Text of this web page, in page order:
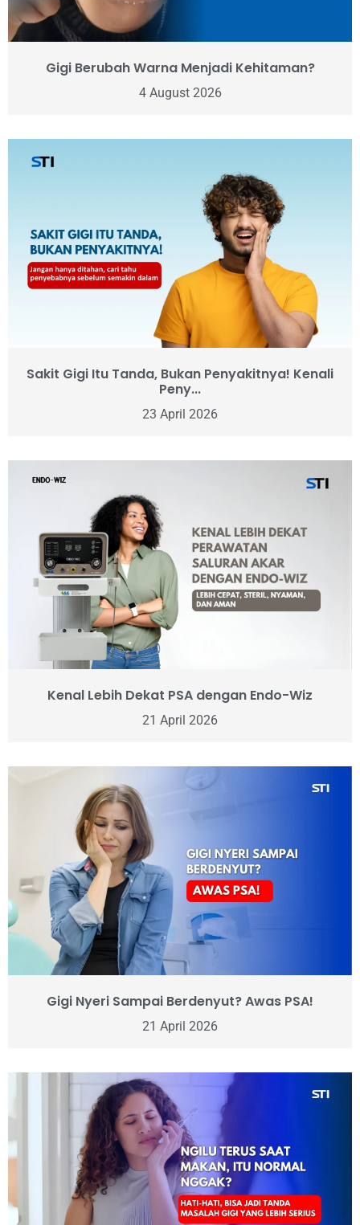
Gigi Berubah Warna Menjadi Kehitaman?
4 August 2026
Sakit Gigi Itu Tanda, Bukan Penyakitnya! Kenali
Peny...
23 April 2026
Kenal Lebih Dekat PSA dengan Endo-Wiz
21 April 2026
Gigi Nyeri Sampai Berdenyut? Awas PSA!
21 April 2026